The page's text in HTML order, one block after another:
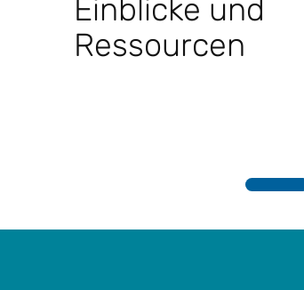
Einblicke und
Ressourcen